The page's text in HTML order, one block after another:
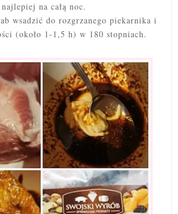
najlepiej na całą noc.
wsadzić do rozgrzanego piekarnika i
(około 1-1,5 h) w 180 stopniach.